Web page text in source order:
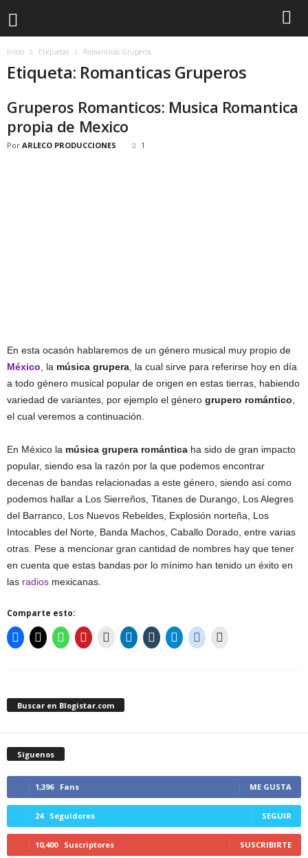
Inicio Etiquetas Romanticas Gruperos
Etiqueta: Romanticas Gruperos
Gruperos Romanticos: Musica Romantica
propia de Mexico
Por ARLECO PRODUCCIONES 1
En esta ocasón hablaremos de un género musical muy propio de
México , la música grupera , la cual sirve para referirse hoy en día
a todo género musical popular de origen en estas tierras, habiendo
variedad de variantes, por ejemplo el género grupero romántico
el cual veremos a continuación.
En México la música grupera romántica ha sido de gran impacto
popular, siendo esa la razón por la que podemos encontrar
decenas de bandas relacionadas a este género, siendo así como
podemos hallar a Los Sierreños, Titanes de Durango, Los Alegres
del Barranco, Los Nuevos Rebeldes, Explosión norteña, Los
Intocables del Norte, Banda Machos, Caballo Dorado, entre varias
otras. Pese a mencionar gran cantidad de nombres hay que tener
en cuenta que estas bandas por lo mínimo han tenido un éxito en
las radios mexicanas.
Comparte esto:
Buscar en Blogistar.com
Síguenos
1,396 Fans ME GUSTA
24 Seguidores SEGUIR
10,400 Suscriptores SUSCRIBIRTE